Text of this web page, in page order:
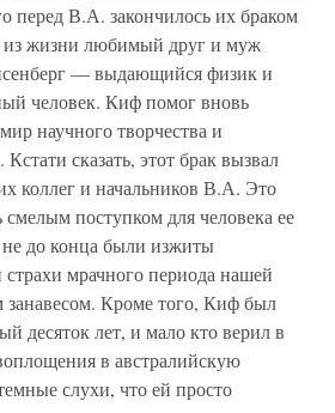
перед В.А. закончилось их браком
из жизни любимый друг и муж
— выдающийся физик и
человек. Киф помог вновь
научного творчества и
сказать, этот брак вызвал
коллег и начальников В.А. Это
поступком для человека ее
не до конца были изжиты
мрачного периода нашей
занавесом. Кроме того, Киф был
десяток лет, и мало кто верил в
в австралийскую
слухи, что ей просто